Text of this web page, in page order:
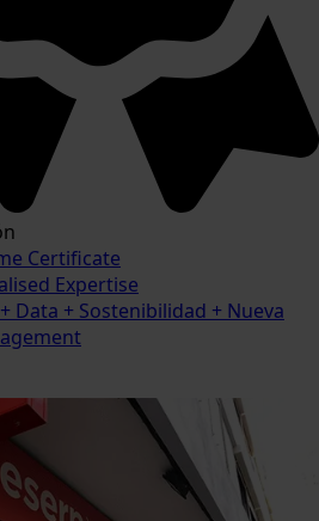
Certificate
Expertise
Data + Sostenibilidad + Nueva